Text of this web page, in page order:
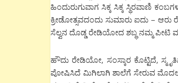
ಹಿಂದುರುಗುವಾಗ ಸಿಕ್ಕ ಸಿಕ್ಕ ಸ್ಥಿರವಾಣಿ
ಕ್ರೀಡೋತ್ಸವದಂದು ಸುಮಾರು ಐದು –
ಸೆಲ್ವನ ದೊಡ್ಡ ರೇಡಿಯೋದ ಶಬ್ಧ ನಮ್ಮ ಪೀಟಿ
ಹೌದು ರೇಡಿಯೋ, ಸಂಸ್ಕಾರ ಕೊಟ್ಟಿದೆ,
ಪೋಷಿಸಿದೆ ಮಿಗಿಲಾಗಿ ಶಾಲೆಗೆ ಸೇರುವ ಮೊದಲೆ